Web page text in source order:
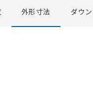
外形寸法 ダウ